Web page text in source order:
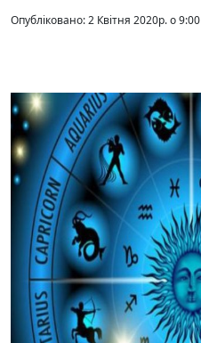
Опубліковано: 2 Квітня 2020р. о 9:00